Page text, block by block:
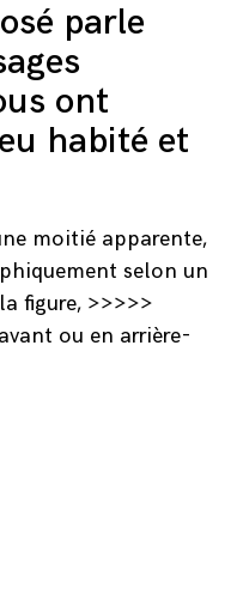
parle
ont
habité et
moitié apparente,
selon un
figure, >>>>>
ou en arrière-